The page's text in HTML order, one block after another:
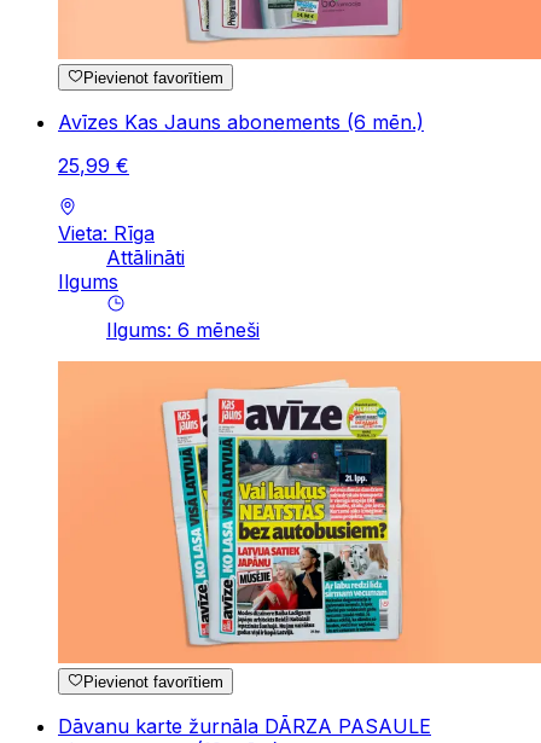
Pievienot favorītiem
Avīzes Kas Jauns abonements (6 mēn.)
25,99 €
Vieta: Rīga
Attālināti
Ilgums
Ilgums: 6 mēneši
Pievienot favorītiem
Dāvanu karte žurnāla DĀRZA PASAULE